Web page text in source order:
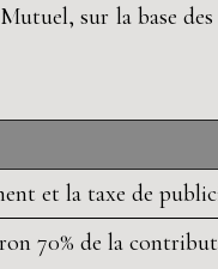
sur la base
et la taxe de
70% de la